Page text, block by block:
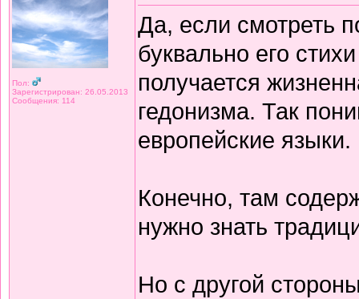
Пол:
Зарегистрирован: 26.05.2013
Сообщения: 114
Да, если смотреть
буквально его
получается
гедонизма. Так
европейские языки.
Конечно, там
нужно знать
Но с другой